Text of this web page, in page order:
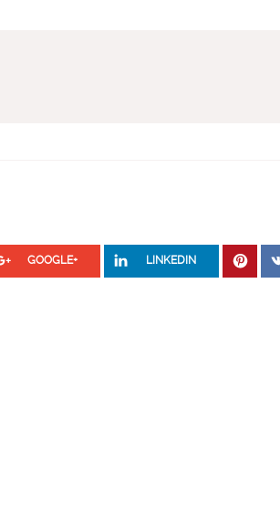
GOOGLE+ LINKEDIN